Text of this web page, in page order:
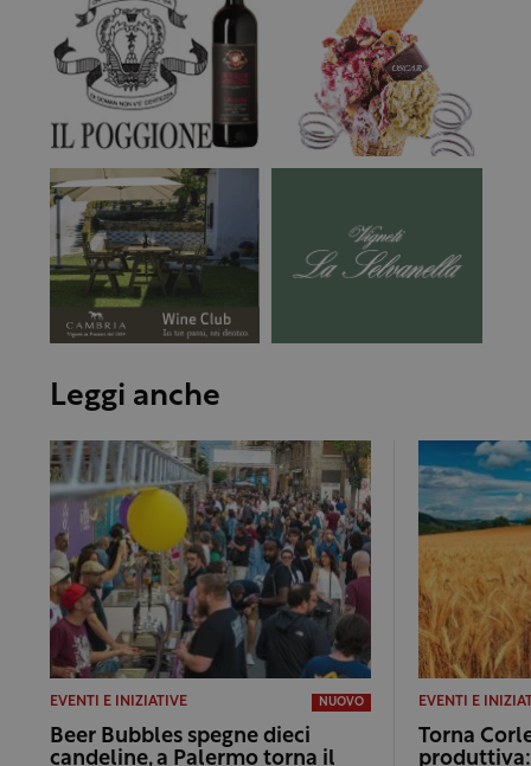
Leggi anche
EVENTI E INIZIATIVE NUOVO
Beer Bubbles spegne dieci
candeline, a Palermo torna il
EVENTI E
Torna